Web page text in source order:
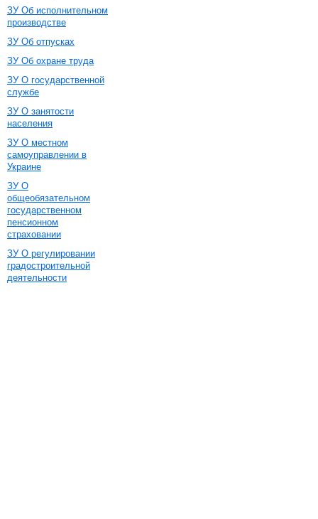
ЗУ Об исполнительном
производстве
ЗУ Об отпусках
ЗУ Об охране труда
ЗУ О государственной
службе
ЗУ О занятости
населения
ЗУ О местном
самоуправлении в
Украине
ЗУ О
общеобязательном
государственном
пенсионном
страховании
ЗУ О регулировании
градостроительной
деятельности